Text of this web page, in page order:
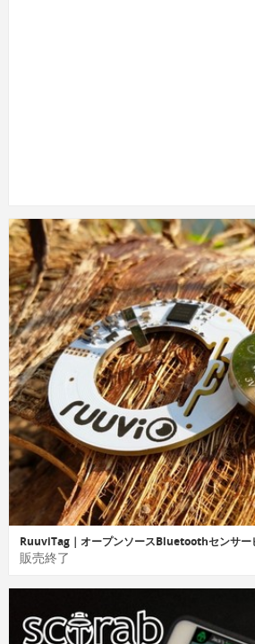
RuuviTag｜オープンソースBluetoothセンサー
販売終了